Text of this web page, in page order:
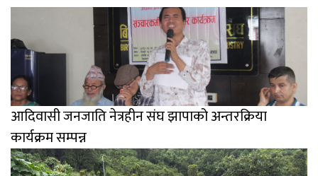
आदिवासी जनजाति नेत्रहीन संघ झापाको अन्तरक्रिया
कार्यक्रम सम्पन्न